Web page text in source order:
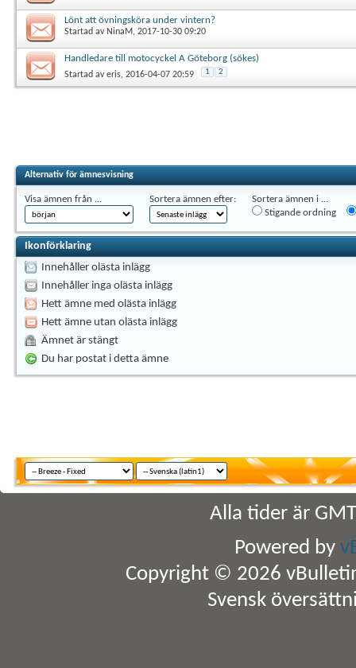
Lönt att övningsköra under vintern?
Startad av NinaM, 2017-10-30 09:20
Handledare till motocyckel A Göteborg (sökes)
Startad averis, 2016-04-07 20:59 1 2
Alternativ för ämnesvisning
Visa ämnen från ... Sortera ämnen efter:
Sortera ämnen i ...
Stigande ordning
Ikonförklaring
Innehåller olästa inlägg
Innehåller inga olästa inlägg
Hett ämne med olästa inlägg
Hett ämne utan olästa inlägg
Ämnet är stängt
Du har postat i detta ämne
Alla tider är
Powered by
Copyright © 2026
Svensk